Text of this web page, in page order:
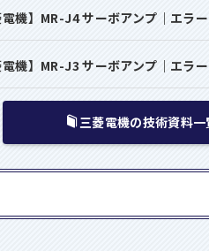
電機】MR-J4 サーボアンプ｜エラ
電機】MR-J3 サーボアンプ｜エラ
三菱電機の技術資料